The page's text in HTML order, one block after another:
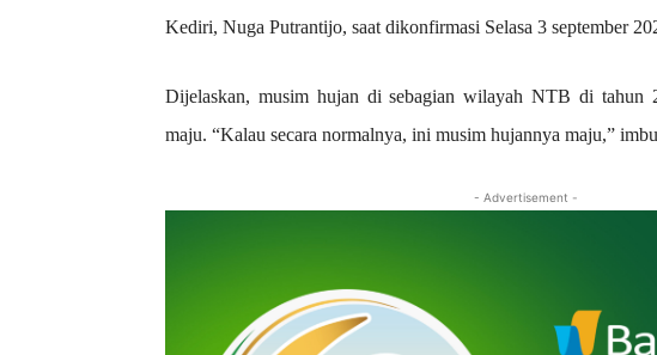
Kediri, Nuga Putrantijo, saat dikonfirmasi Selasa 3 september
Dijelaskan, musim hujan di sebagian wilayah NTB di tahun
maju. “Kalau secara normalnya, ini musim hujannya maju,”
- Advertisement -